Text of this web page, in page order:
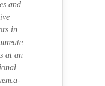
and
in
at an